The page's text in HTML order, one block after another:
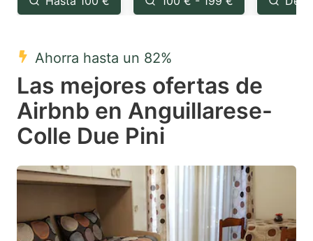
question
key
to
get
the
keyboard
shortcuts
for
changing
dates.
question
to
get
the
shortcuts
changing
dates.
Ahorra hasta un 82%
Las mejores ofertas de
Airbnb en Anguillarese-
Colle Due Pini